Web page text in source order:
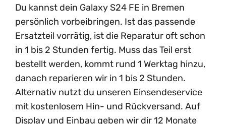
Du kannst dein Galaxy S24 FE in Bremen
persönlich vorbeibringen. Ist das passende
Ersatzteil vorrätig, ist die Reparatur oft schon
in 1 bis 2 Stunden fertig. Muss das Teil erst
bestellt werden, kommt rund 1 Werktag hinzu,
danach reparieren wir in 1 bis 2 Stunden.
Alternativ nutzt du unseren Einsendeservice
mit kostenlosem Hin- und Rückversand. Auf
Display und Einbau geben wir dir 12 Monate